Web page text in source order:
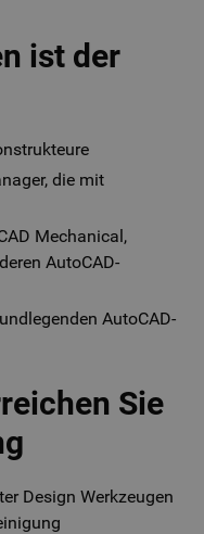
ist der
die mit
Mechanical,
AutoCAD-
AutoCAD-
Sie
Design Werkzeugen